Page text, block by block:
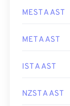
MEST A AST
MET A AST
IST A AST
NZST A AST